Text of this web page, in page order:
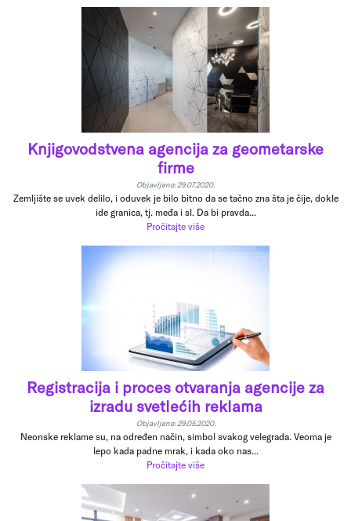
Knjigovodstvena agencija za geometarske
firme
Objavljeno: 29.07.2020.
Zemljište se uvek delilo, i oduvek je bilo bitno da se tačno zna šta je čije, dokle
ide granica, tj. međa i sl. Da bi pravda...
Pročitajte više
Registracija i proces otvaranja agencije za
izradu svetlećih reklama
Objavljeno: 29.05.2020.
Neonske reklame su, na određen način, simbol svakog velegrada. Veoma je
lepo kada padne mrak, i kada oko nas...
Pročitajte više